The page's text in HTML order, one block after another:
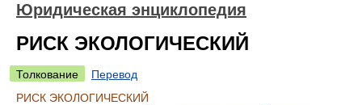
Юридическая энциклопедия
РИСК ЭКОЛОГИЧЕСКИЙ
Толкование
Перевод
РИСК ЭКОЛОГИЧЕСКИЙ